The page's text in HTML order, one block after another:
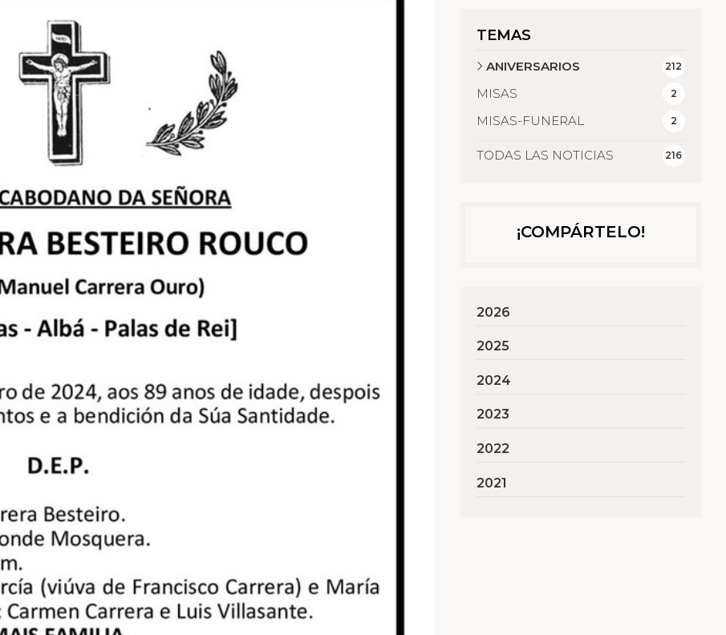
TEMAS
TODAS LAS NOTICIAS 216
ANIVERSARIOS 212
MISAS 2
MISAS-FUNERAL 2
¡COMPÁRTELO!
2026
2025
2024
2023
2022
2021